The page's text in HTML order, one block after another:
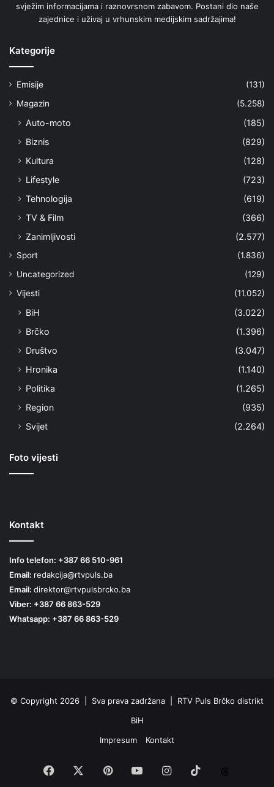
svježim informacijama i raznovrsnom zabavom. Postani dio naše
zajednice i uživaj u vrhunskim medijskim sadržajima!
Kategorije
Emisije
(131)
Magazin
(5.258)
Auto-moto
(185)
Biznis
(829)
Kultura
(128)
Lifestyle
(723)
Tehnologija
(619)
TV & Film
(366)
Zanimljivosti
(2.577)
Sport
(1.836)
Uncategorized
(129)
Vijesti
(11.052)
BiH
(3.022)
Brčko
(1.396)
Društvo
(3.047)
Hronika
(1.140)
Politika
(1.265)
Region
(935)
Svijet
(2.264)
Foto vijesti
Kontakt
Info telefon: +387 66 510-961
Email: redakcija@rtvpuls.ba
Email: direktor@rtvpulsbrcko.ba
Viber: +387 66 863-529
Whatsapp: +387 66 863-529
© Copyright 2026 | Sva prava zadržana | RTV Puls Brčko distrikt
BiH
Impresum
Kontakt
Facebook PinterestYouTubeInstagram
TikTok